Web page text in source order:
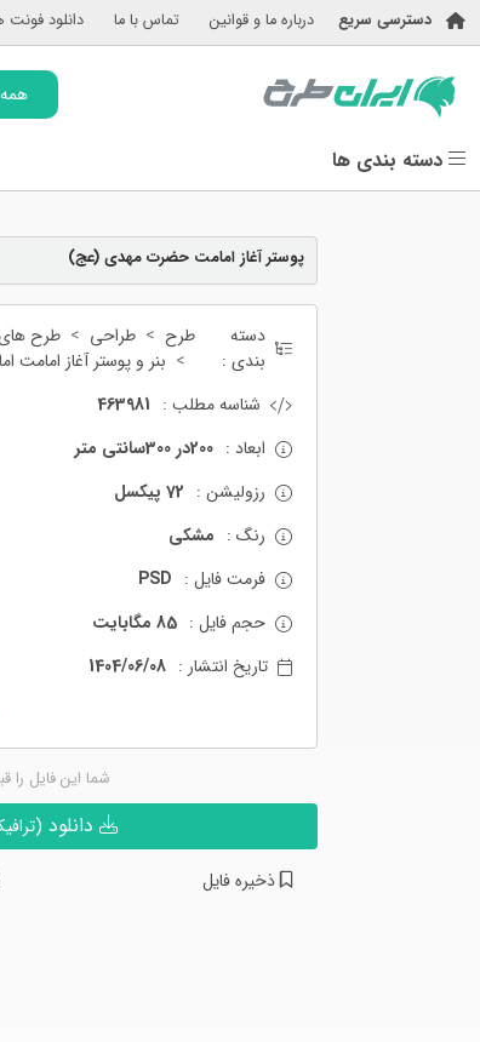
دسترسی سریع درباره ما و قوانین تماس با ما دانلود فونت
دسته بندی ها
پوستر آغاز امامت حضرت مهدی (عج)
دسته
بندی :
طرح طراحی طرح
بنر و پوستر آغاز امامت
شناسه مطلب : 463981
ابعاد : 200در 300سانتی متر
رزولیشن : 72 پیکسل
رنگ : مشکی
فرمت فایل : PSD
حجم فایل : 85 مگابایت
تاریخ انتشار : 1404/06/08
شما این فایل را
ذخیره فایل